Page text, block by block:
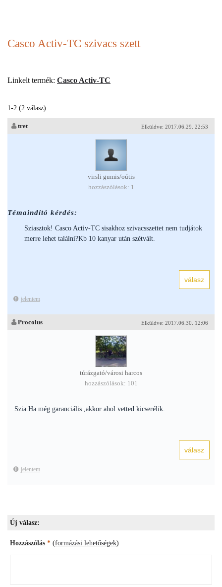
Casco Activ-TC szivacs szett
Linkelt termék: Casco Activ-TC
1-2 (2 válasz)
Elküldve: 2017.06.29. 22:53
tret
virsli gumis/oútis
hozzászólások: 1
Témaindító kérdés:
Sziasztok! Casco Activ-TC sisakhoz szivacsszettet nem tudjátok
merre lehet találni?Kb 10 kanyar után szétvált.
jelentem
Elküldve: 2017.06.30. 12:06
Procolus
túrázgató/városi harcos
hozzászólások: 101
Szia.Ha még garanciális ,akkor ahol vetted kicserélik.
jelentem
Új válasz:
Hozzászólás * (formázási lehetőségek)